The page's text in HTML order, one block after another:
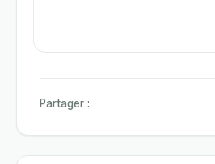
Partager :